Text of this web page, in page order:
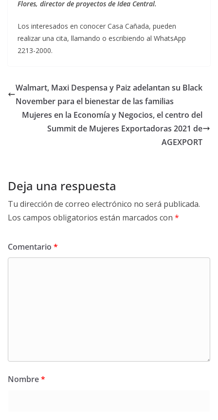
Flores, director de proyectos de Idea Central.
Los interesados en conocer Casa Cañada, pueden
realizar una cita, llamando o escribiendo al WhatsApp
2213-2000.
Walmart, Maxi Despensa y Paiz adelantan su Black
November para el bienestar de las familias
Mujeres en la Economía y Negocios, el centro del
Summit de Mujeres Exportadoras 2021 de
AGEXPORT
Deja una respuesta
Tu dirección de correo electrónico no será publicada.
Los campos obligatorios están marcados con *
Comentario *
Nombre*